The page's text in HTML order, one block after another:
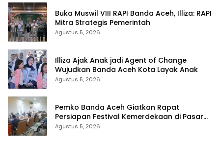
Buka Muswil VIII RAPI Banda Aceh, Illiza: RAPI
Mitra Strategis Pemerintah
Agustus 5, 2026
Illiza Ajak Anak jadi Agent of Change
Wujudkan Banda Aceh Kota Layak Anak
Agustus 5, 2026
Pemko Banda Aceh Giatkan Rapat
Persiapan Festival Kemerdekaan di Pasar
Atjeh
Agustus 5, 2026